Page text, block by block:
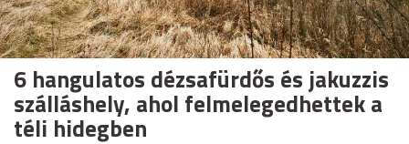
6 hangulatos dézsafürdős és jakuzzis
szálláshely, ahol felmelegedhettek a
téli hidegben